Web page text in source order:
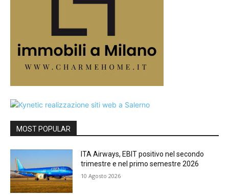
MOST POPULAR
ITA Airways, EBIT positivo nel secondo
trimestre e nel primo semestre 2026
10 Agosto 2026